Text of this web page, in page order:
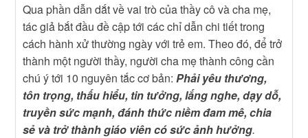
Qua phần dẫn dắt về vai trò của thầy cô và cha mẹ,
tác giả bắt đầu đề cập tới các chỉ dẫn chi tiết trong
cách hành xử thường ngày với trẻ em. Theo đó, để trở
thành một người thầy, người cha mẹ thành công cần
chú ý tới 10 nguyên tắc cơ bản:Phải yêu thương,
tôn trọng, thấu hiểu, tin tưởng, lắng nghe, dạy dỗ,
truyền sức mạnh, đánh thức niềm đam mê, chia
sẻ và trở thành giáo viên có sức ảnh hưởng.